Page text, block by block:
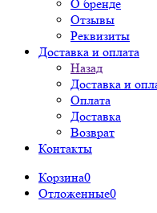
О бренде
Отзывы
Реквизиты
Доставка и оплата
Назад
Доставка и
Оплата
Доставка
Возврат
Контакты
Корзина0
Отложенные0